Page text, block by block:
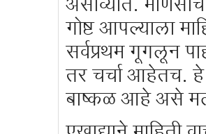
असाव्यात.
गोष्ट आपल्याला
सर्वप्रथम गूगलून
तर चर्चा आहेतच. हे
बाष्कळ आहे असे